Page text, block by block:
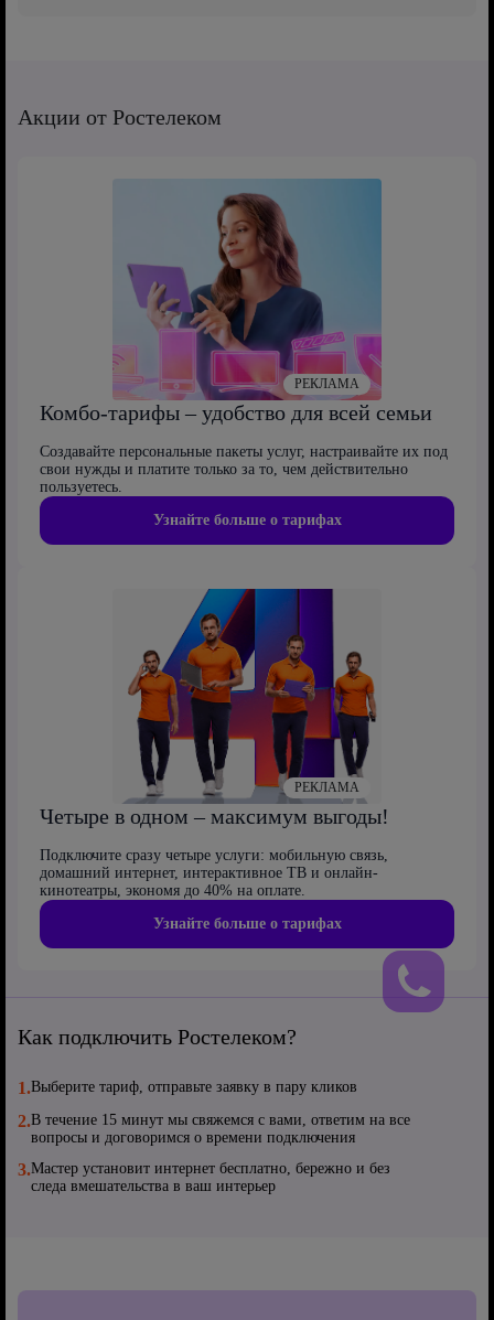
Акции от Ростелеком
Комбо-тарифы – удобство для всей семьи
Создавайте персональные пакеты услуг, настраивайте их под
свои нужды и платите только за то, чем действительно
пользуетесь.
Узнайте больше о тарифах
РЕКЛАМА
Четыре в одном – максимум выгоды!
Подключите сразу четыре услуги: мобильную связь,
домашний интернет, интерактивное ТВ и онлайн-
кинотеатры, экономя до 40% на оплате.
Узнайте больше о тарифах
РЕКЛАМА
Как подключить Ростелеком?
1.Выберите тариф, отправьте заявку в пару кликов
2.В течение 15 минут мы свяжемся с вами, ответим на все
вопросы и договоримся о времени подключения
3.Мастер установит интернет бесплатно, бережно и без
следа вмешательства в ваш интерьер